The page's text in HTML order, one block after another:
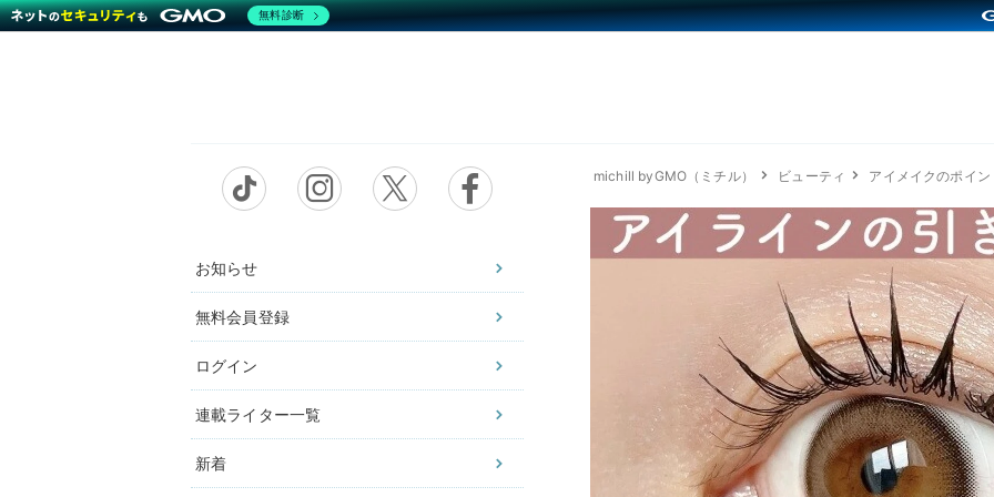
お知らせ
無料会員登録
ログイン
連載ライター一覧
新着
michill byGMO（ミチル） ビューティ アイメイクのポイン
無料診断